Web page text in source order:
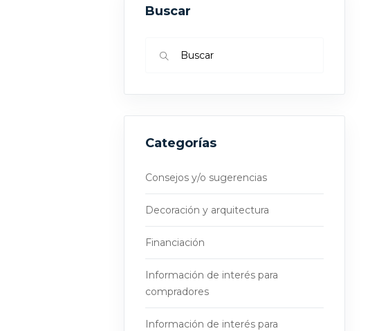
Buscar
Categorías
Consejos y/o sugerencias
Decoración y arquitectura
Financiación
Información de interés para
compradores
Información de interés para